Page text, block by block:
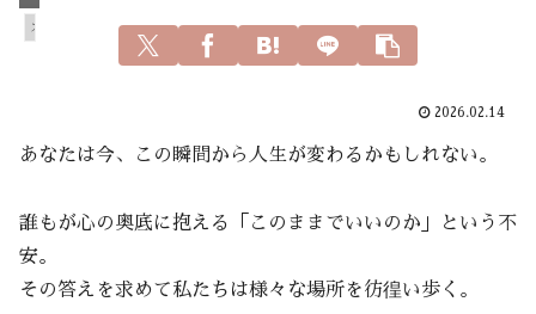
スピリチュアル
2026.02.14
あなたは今、この瞬間から人生が変わるかもしれない。
誰もが心の奥底に抱える「このままでいいのか」という不
安。
その答えを求めて私たちは様々な場所を彷徨い歩く。